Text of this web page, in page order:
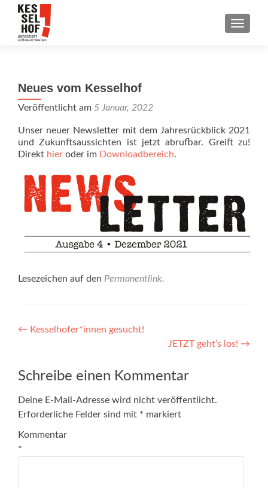
Neues vom Kesselhof
Veröffentlicht am 5 Januar, 2022
Unser neuer Newsletter mit dem Jahresrückblick 2021
und Zukunftsaussichten ist jetzt abrufbar. Greift zu!
Direkt hier oder im Downloadbereich.
Lesezeichen auf den Permanentlink.
Beitragsnavigation
← Kesselhofer*innen gesucht!
JETZT geht’s los! →
Schreibe einen Kommentar
Deine E-Mail-Adresse wird nicht veröffentlicht.
Erforderliche Felder sind mit * markiert
Kommentar
*